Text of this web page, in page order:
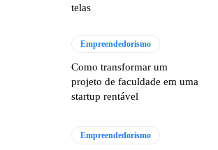
telas
Empreendedorismo
Como transformar um
projeto de faculdade em uma
startup rentável
Empreendedorismo